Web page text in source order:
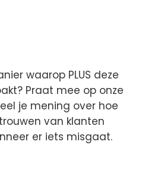
waarop PLUS deze
Praat mee op onze
je mening over hoe
van klanten
er iets misgaat.